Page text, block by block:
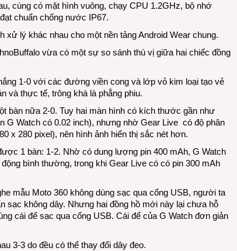
cùng có mặt hình vuông, chạy CPU 1.2GHz, bộ nhớ
chuẩn chống nước IP67.
xử lý khác nhau cho một nền tảng Android Wear chung.
vừa có một sự so sánh thú vị giữa hai chiếc đồng
1-0 với các đường viền cong và lớp vỏ kim loại tạo vẻ
và thực tế, trông khá là phẳng phiu.
bàn nữa 2-0. Tuy hai màn hình có kích thước gần như
G Watch có 0.02 inch), nhưng nhờ Gear Live có độ phân
x 280 pixel), nên hình ảnh hiển thị sắc nét hơn.
1 bàn: 1-2. Nhờ có dung lượng pin 400 mAh, G Watch
bình thường, trong khi Gear Live có có pin 300 mAh
mẫu Moto 360 không dùng sạc qua cổng USB, người ta
sạc không dây. Nhưng hai đồng hồ mới này lại chưa hỗ
cái đế sạc qua cổng USB. Cái để của G Watch đơn giản
3-3 do đều có thể thay đổi dây đeo.